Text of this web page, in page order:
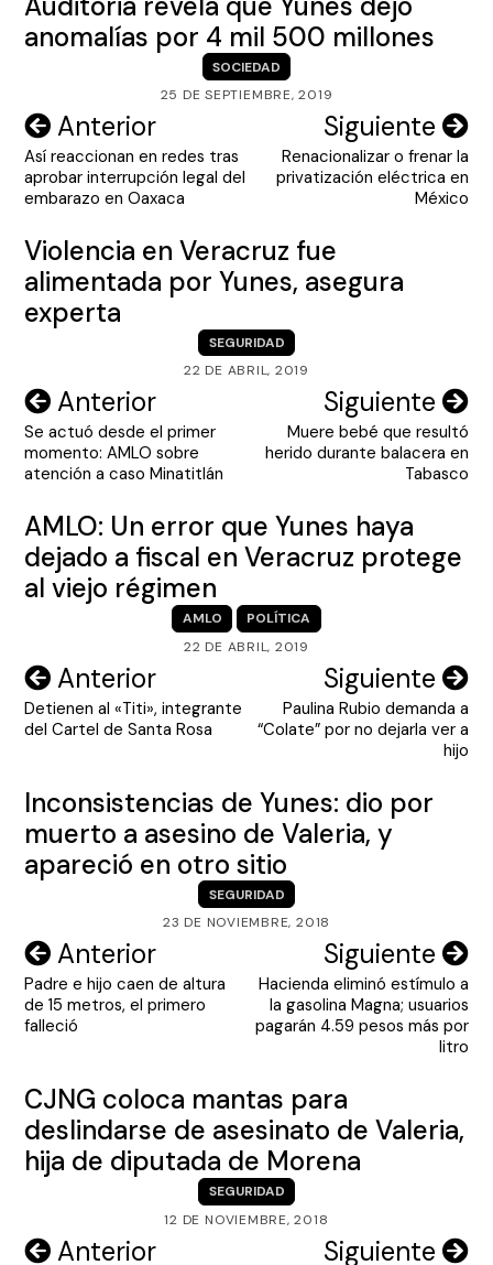
anomalías por 4 mil 500 millones
SOCIEDAD
25 DE SEPTIEMBRE, 2019
Navegación
de
entradas
Anterior
Así reaccionan en redes tras
aprobar interrupción legal del
embarazo en Oaxaca
Siguiente
Renacionalizar o frenar la
privatización eléctrica en
México
Violencia en Veracruz fue
alimentada por Yunes, asegura
experta
SEGURIDAD
22 DE ABRIL, 2019
Navegación
de
entradas
Anterior
Se actuó desde el primer
momento: AMLO sobre
atención a caso Minatitlán
Siguiente
Muere bebé que resultó
herido durante balacera en
Tabasco
AMLO: Un error que Yunes haya
dejado a fiscal en Veracruz protege
al viejo régimen
AMLO
POLÍTICA
22 DE ABRIL, 2019
Navegación
de
Anterior
Detienen al «Titi», integrante
del Cartel de Santa Rosa
Siguiente
Paulina Rubio demanda a
“Colate” por no dejarla ver a
hijo
Inconsistencias de Yunes: dio por
muerto a asesino de Valeria, y
apareció en otro sitio
SEGURIDAD
23 DE NOVIEMBRE, 2018
Navegación
de
entradas
Anterior
Padre e hijo caen de altura
de 15 metros, el primero
falleció
Siguiente
Hacienda eliminó estímulo a
la gasolina Magna; usuarios
pagarán 4.59 pesos más por
litro
CJNG coloca mantas para
deslindarse de asesinato de Valeria,
hija de diputada de Morena
SEGURIDAD
12 DE NOVIEMBRE, 2018
Navegación
Anterior Siguiente